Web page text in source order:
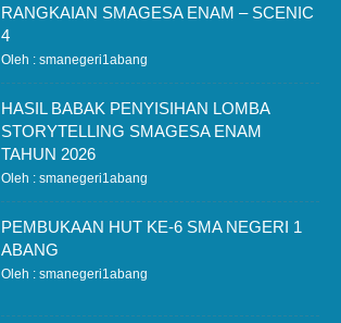
RANGKAIAN SMAGESA ENAM – SCENIC
4
Oleh : smanegeri1abang
HASIL BABAK PENYISIHAN LOMBA
STORYTELLING SMAGESA ENAM
TAHUN 2026
Oleh : smanegeri1abang
PEMBUKAAN HUT KE-6 SMA NEGERI 1
ABANG
Oleh : smanegeri1abang